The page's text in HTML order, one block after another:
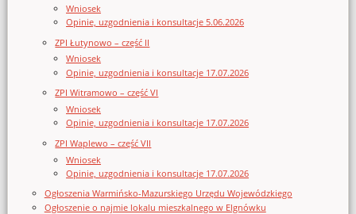
Wniosek
Opinie, uzgodnienia i konsultacje 5.06.2026
ZPI Łutynowo – część II
Wniosek
Opinie, uzgodnienia i konsultacje 17.07.2026
ZPI Witramowo – część VI
Wniosek
Opinie, uzgodnienia i konsultacje 17.07.2026
ZPI Waplewo – część VII
Wniosek
Opinie, uzgodnienia i konsultacje 17.07.2026
Ogłoszenia Warmińsko-Mazurskiego Urzędu Wojewódzkiego
Ogłoszenie o najmie lokalu mieszkalnego w Elgnówku